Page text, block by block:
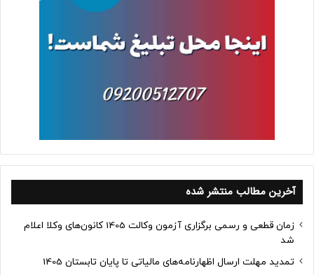
آخرین مطالب منتشر شده
زمان قطعی و رسمی برگزاری آزمون وکالت 1405 کانون‌های وکلا اعلام
شد
تمدید مهلت ارسال اظهارنامه‌های مالیاتی تا پایان تابستان 1405